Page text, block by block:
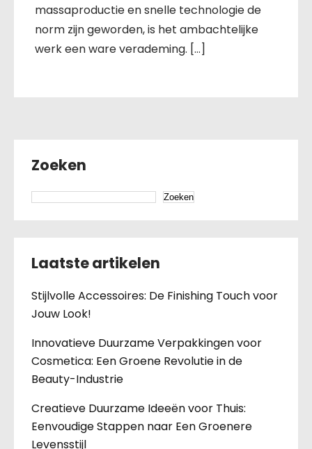
massaproductie en snelle technologie de
norm zijn geworden, is het ambachtelijke
werk een ware verademing. […]
Zoeken
Zoeken
Laatste artikelen
Stijlvolle Accessoires: De Finishing Touch voor
Jouw Look!
Innovatieve Duurzame Verpakkingen voor
Cosmetica: Een Groene Revolutie in de
Beauty-Industrie
Creatieve Duurzame Ideeën voor Thuis:
Eenvoudige Stappen naar Een Groenere
Levensstijl